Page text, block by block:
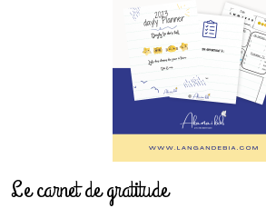
Le carnet de gratitude